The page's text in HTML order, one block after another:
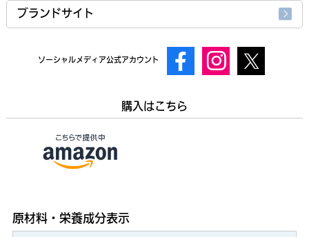
ブランドサイト
ソーシャルメディア公式アカウント
購入はこちら
原材料・栄養成分表示